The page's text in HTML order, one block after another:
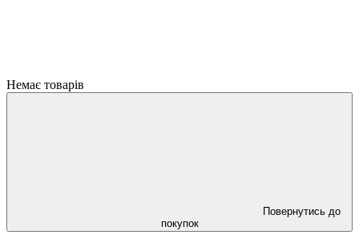
Немає товарів
Повернутись до
покупок